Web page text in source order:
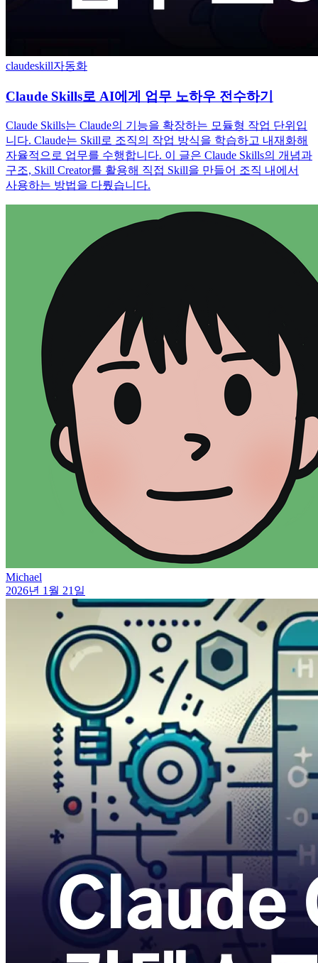
claudeskill자동화
Claude Skills로 AI에게 업무 노하우 전수하기
Claude Skills는 Claude의 기능을 확장하는 모듈형 작업 단위입
니다. Claude는 Skill로 조직의 작업 방식을 학습하고 내재화해
자율적으로 업무를 수행합니다. 이 글은 Claude Skills의 개념과
구조, Skill Creator를 활용해 직접 Skill을 만들어 조직 내에서
사용하는 방법을 다뤘습니다.
Michael
2026년 1월 21일